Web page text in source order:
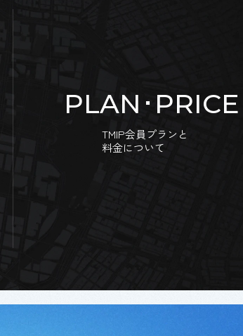
PLAN･PRICE
TMIP会員プランと
料金について